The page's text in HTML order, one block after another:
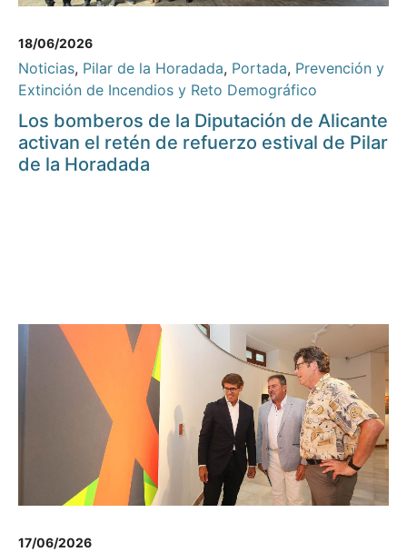
18/06/2026
Noticias, Pilar de la Horadada, Portada, Prevención y
Extinción de Incendios y Reto Demográfico
Los bomberos de la Diputación de Alicante
activan el retén de refuerzo estival de Pilar
de la Horadada
17/06/2026